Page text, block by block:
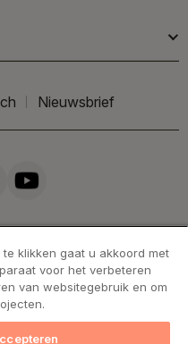
Nieuwsbrief
klikken gaat u akkoord met
voor het verbeteren
van websitegebruik en om